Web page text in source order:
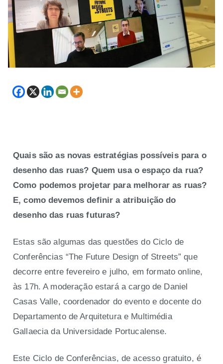
Quais são as novas estratégias possíveis para o
desenho das ruas? Quem usa o espaço da rua?
Como podemos projetar para melhorar as ruas?
E, como devemos definir a atribuição do
desenho das ruas futuras?
Estas são algumas das questões do Ciclo de
Conferências “The Future Design of Streets” que
decorre entre fevereiro e julho, em formato online,
às 17h. A moderação estará a cargo de Daniel
Casas Valle, coordenador do evento e docente do
Departamento de Arquitetura e Multimédia
Gallaecia da Universidade Portucalense.
Este Ciclo de Conferências, de acesso gratuito, é